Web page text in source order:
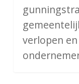
verlopen